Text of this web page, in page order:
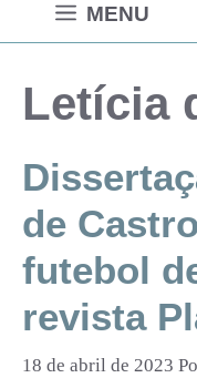
MENU
Letícia
de
futebol
revista
18 de abril de 2023